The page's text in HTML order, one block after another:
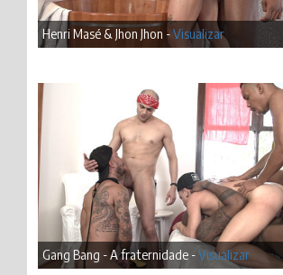
Henri Masé & Jhon Jhon -Visualizar
Gang Bang - A fraternidade -Visualizar